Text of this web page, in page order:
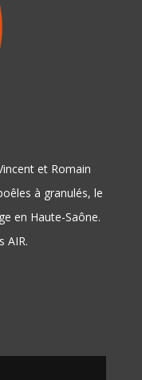
et Romain
à granulés, le
en Haute-Saône.
AIR.